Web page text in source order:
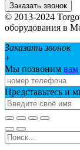
Заказать звонок
© 2013-2024
оборудования в
Заказать звонок
+
Мы позвоним вам
Представьтесь и